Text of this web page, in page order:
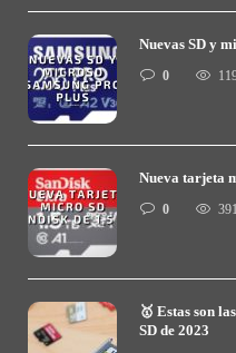
Nuevas SD y
0
Nueva tarjeta
0 391
🥇 Estas son
SD de 2023